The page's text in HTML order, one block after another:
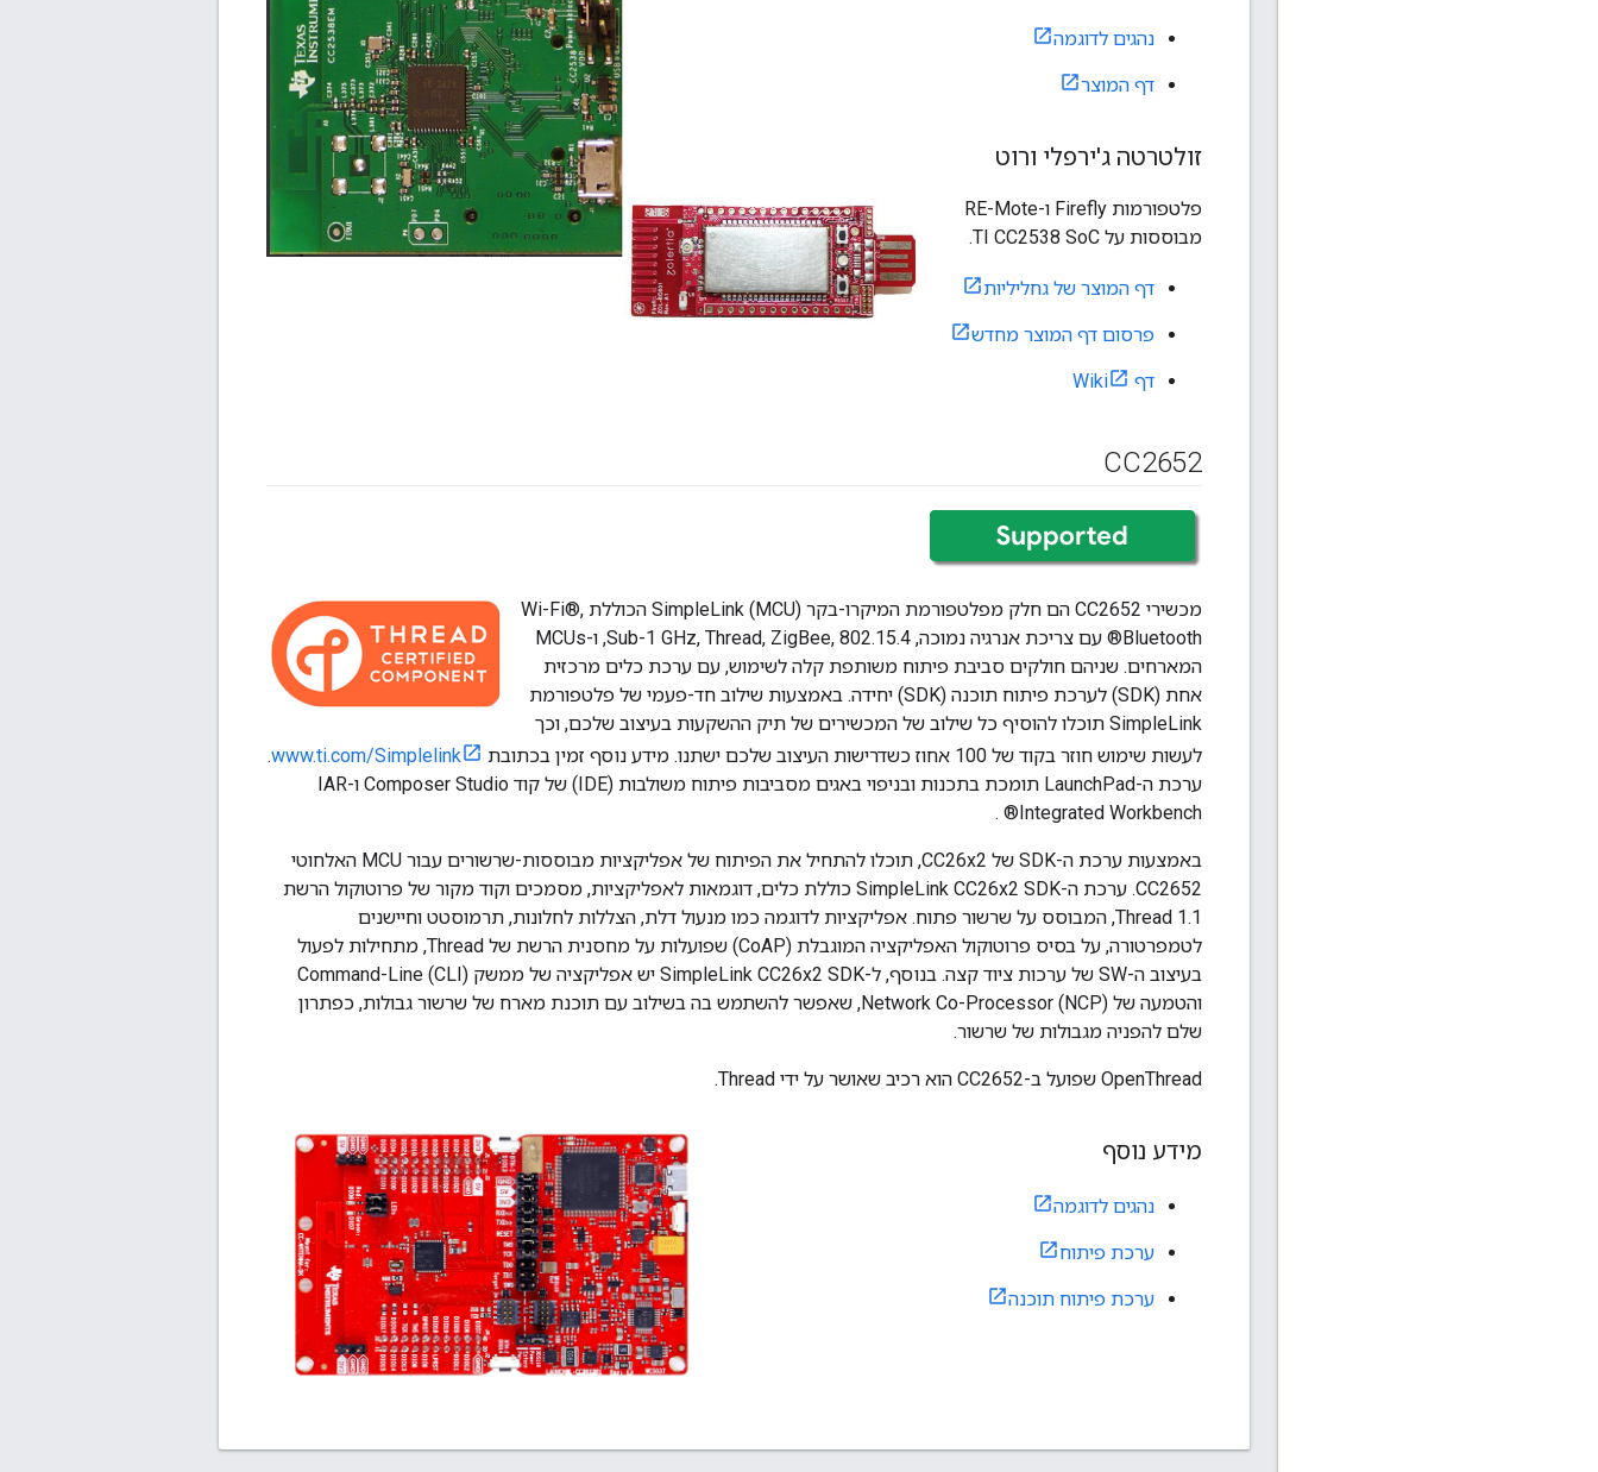
נהגים לדוגמה
דף המוצר
זולטרטה ג'ירפלי ורוט
פלטפורמות Firefly ו-RE-Mote
מבוססות על TI CC2538 SoC.
דף המוצר של גחליליות
פרסום דף המוצר מחדש
דף Wiki
CC2652
מכשירי CC2652 הם חלק מפלטפורמת המיקרו-בקר (MCU) SimpleLink הכוללת Wi-Fi®,
Bluetooth® עם צריכת אנרגיה נמוכה, Sub-1 GHz, Thread, ZigBee, 802.15.4, ו-MCUs
המארחים. שניהם חולקים סביבת פיתוח משותפת קלה לשימוש, עם ערכת כלים מרכזית
אחת (SDK) לערכת פיתוח תוכנה (SDK) יחידה. באמצעות שילוב חד-פעמי של פלטפורמת
SimpleLink תוכלו להוסיף כל שילוב של המכשירים של תיק ההשקעות בעיצוב שלכם, וכך
לעשות שימוש חוזר בקוד של 100 אחוז כשדרישות העיצוב שלכם ישתנו. מידע נוסף זמין בכתובת
www.ti.com/Simplelink
.
ערכת ה-LaunchPad תומכת בתכנות ובניפוי באגים מסביבות פיתוח משולבות (IDE) של קוד Composer Studio ו-IAR
Integrated Workbench® .
באמצעות ערכת ה-SDK של CC26x2, תוכלו להתחיל את הפיתוח של אפליקציות מבוססות-שרשורים עבור MCU האלחוטי
CC2652. ערכת ה-SimpleLink CC26x2 SDK כוללת כלים, דוגמאות לאפליקציות, מסמכים וקוד מקור של פרוטוקול הרשת
Thread 1.1, המבוסס על שרשור פתוח. אפליקציות לדוגמה כמו מנעול דלת, הצללות לחלונות, תרמוסטט וחיישנים
לטמפרטורה, על בסיס פרוטוקול האפליקציה המוגבלת (CoAP) שפועלות על מחסנית הרשת של Thread, מתחילות לפעול
בעיצוב ה-SW של ערכות ציוד קצה. בנוסף, ל-SimpleLink CC26x2 SDK יש אפליקציה של ממשק Command-Line (CLI)
והטמעה של Network Co-Processor (NCP), שאפשר להשתמש בה בשילוב עם תוכנת מארח של שרשור גבולות, כפתרון
שלם להפניה מגבולות של שרשור.
OpenThread שפועל ב-CC2652 הוא רכיב שאושר על ידי Thread.
מידע נוסף
נהגים לדוגמה
ערכת פיתוח
ערכת פיתוח תוכנה